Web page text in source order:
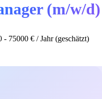
(m/w/d)
- 75000 € / Jahr (geschätzt)